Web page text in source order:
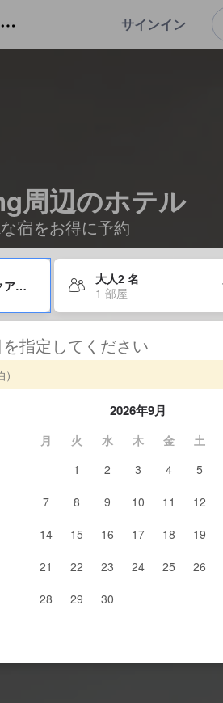
サインイン
周辺のホテル
宿をお得に予約
チェックアウト日
大人2 名
1 部屋
指定してください
2026年9月
月 火 水 木 金 土
1
2 3 4 5
7
8 9 10 11 12
14
15 16 17 18 19
21
22 23 24 25 26
28
29 30